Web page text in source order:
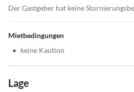
Der Gastgeber hat keine
Mietbedingungen
• keine Kaution
Lage